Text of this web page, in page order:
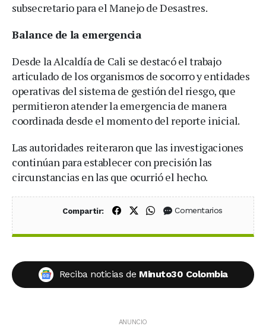
subsecretario para el Manejo de Desastres.
Balance de la emergencia
Desde la Alcaldía de Cali se destacó el trabajo
articulado de los organismos de socorro y entidades
operativas del sistema de gestión del riesgo, que
permitieron atender la emergencia de manera
coordinada desde el momento del reporte inicial.
Las autoridades reiteraron que las investigaciones
continúan para establecer con precisión las
circunstancias en las que ocurrió el hecho.
Compartir: Compartir en Facebook
Compartir en X (Twitter)
Compartir en WhatsApp
Comentarios
Reciba noticias de Minuto30 Colombia
ANUNCIO